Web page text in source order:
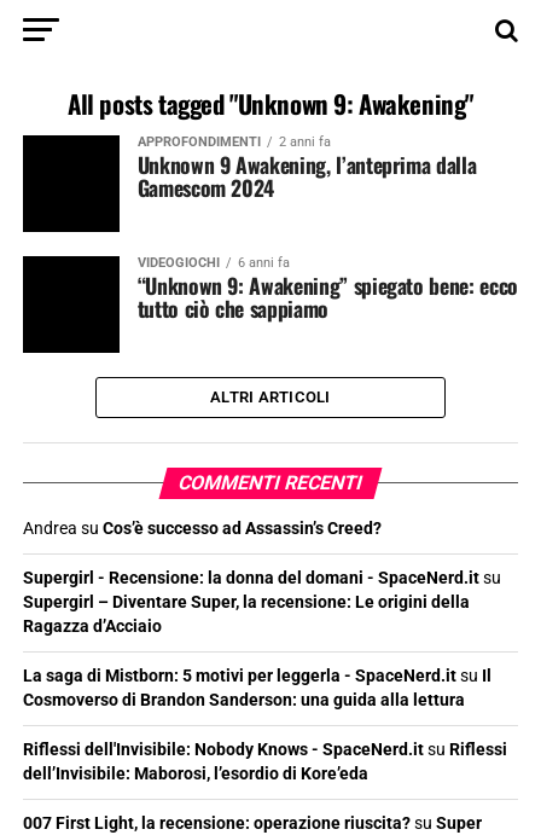
All posts tagged "Unknown 9: Awakening"
APPROFONDIMENTI 2 anni fa
Unknown 9 Awakening, l’anteprima dalla
Gamescom 2024
VIDEOGIOCHI 6 anni fa
“Unknown 9: Awakening” spiegato bene: ecco
tutto ciò che sappiamo
ALTRI ARTICOLI
COMMENTI RECENTI
Andrea su Cos’è successo ad Assassin’s Creed?
Supergirl - Recensione: la donna del domani - SpaceNerd.itsu
Supergirl – Diventare Super, la recensione: Le origini della
Ragazza d’Acciaio
La saga di Mistborn: 5 motivi per leggerla - SpaceNerd.itsu Il
Cosmoverso di Brandon Sanderson: una guida alla lettura
Riflessi dell'Invisibile: Nobody Knows - SpaceNerd.itsu Riflessi
dell’Invisibile: Maborosi, l’esordio di Kore’eda
007 First Light, la recensione: operazione riuscita?su Super